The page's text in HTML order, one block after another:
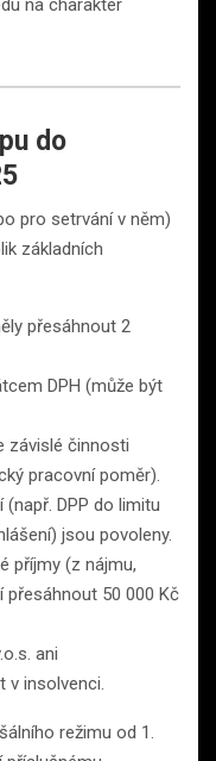
na charakter
do
pro setrvání v něm)
základních
přesáhnout 2
DPH (může být
závislé činnosti
pracovní poměr).
DPP do limitu
jsou povoleny.
příjmy (z nájmu,
přesáhnout 50 000 Kč
ani
v insolvenci.
režimu od 1.